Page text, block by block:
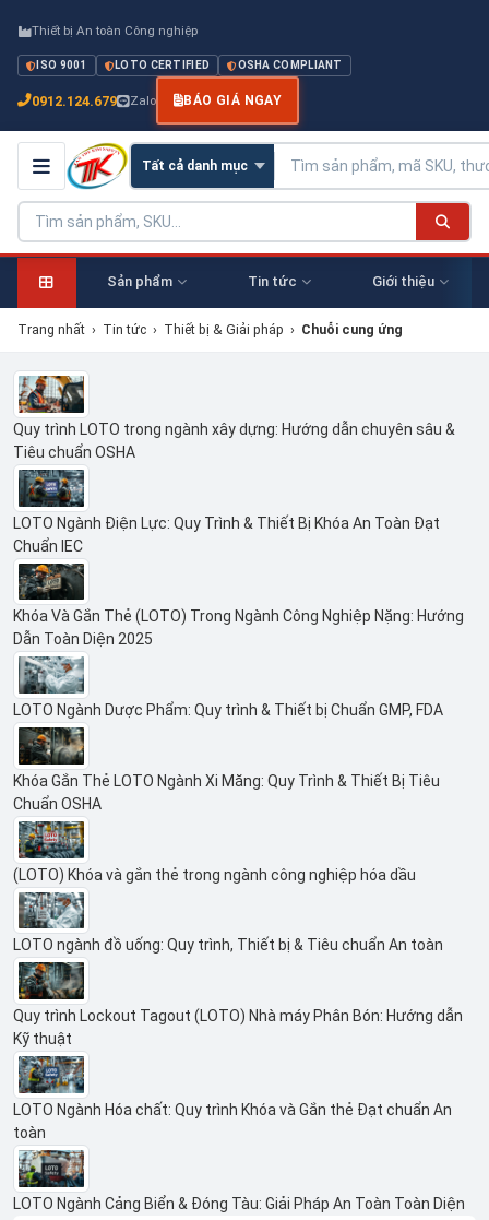
Thiết bị An toàn Công nghiệp
ISO 9001 LOTO CERTIFIED OSHA COMPLIANT
0912.124.679 Zalo BÁO GIÁ NGAY
Sản phẩm Tin tức Giới thiệu
Trang nhất › Tin tức › Thiết bị & Giải pháp › Chuỗi cung ứng
Quy trình LOTO trong ngành xây dựng: Hướng dẫn chuyên sâu &
Tiêu chuẩn OSHA
LOTO Ngành Điện Lực: Quy Trình & Thiết Bị Khóa An Toàn Đạt
Chuẩn IEC
Khóa Và Gắn Thẻ (LOTO) Trong Ngành Công Nghiệp Nặng: Hướng
Dẫn Toàn Diện 2025
LOTO Ngành Dược Phẩm: Quy trình & Thiết bị Chuẩn GMP, FDA
Khóa Gắn Thẻ LOTO Ngành Xi Măng: Quy Trình & Thiết Bị Tiêu
Chuẩn OSHA
(LOTO) Khóa và gắn thẻ trong ngành công nghiệp hóa dầu
LOTO ngành đồ uống: Quy trình, Thiết bị & Tiêu chuẩn An toàn
Quy trình Lockout Tagout (LOTO) Nhà máy Phân Bón: Hướng dẫn
Kỹ thuật
LOTO Ngành Hóa chất: Quy trình Khóa và Gắn thẻ Đạt chuẩn An
toàn
LOTO Ngành Cảng Biển & Đóng Tàu: Giải Pháp An Toàn Toàn Diện